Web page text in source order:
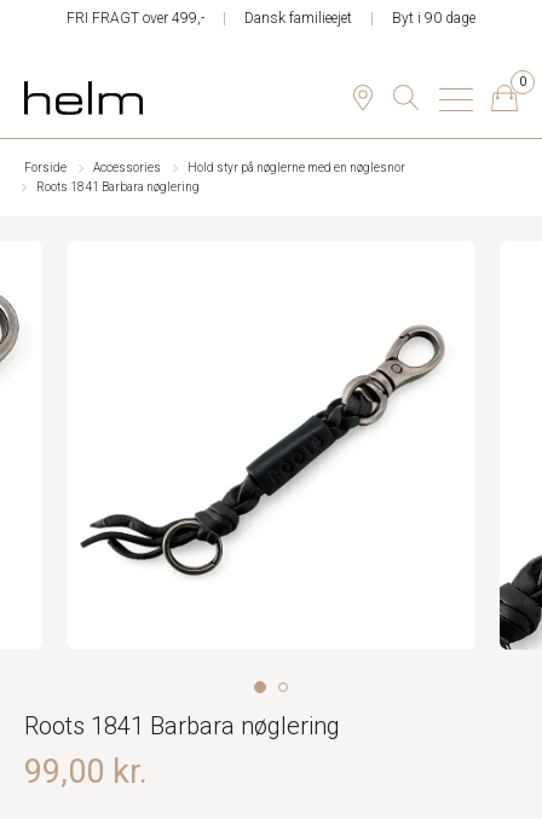
FRI FRAGT over 499,- Dansk familieejet Byt i 90 dage
0
Forside Accessories
Hold styr på nøglerne med en nøglesnor
Roots 1841 Barbara nøglering
Roots 1841 Barbara nøglering
99,00 kr.